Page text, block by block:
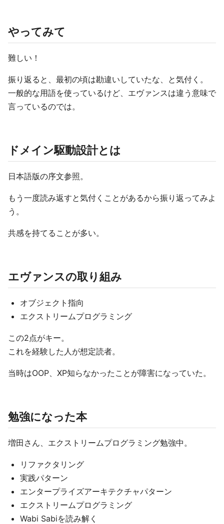
やってみて
難しい！
振り返ると、最初の頃は勘違いしていたな、と気付く。
一般的な用語を使っているけど、エヴァンスは違う意味で
言っているのでは。
ドメイン駆動設計とは
日本語版の序文参照。
もう一度読み返すと気付くことがあるから振り返ってみよ
う。
共感を持てることが多い。
エヴァンスの取り組み
オブジェクト指向
エクストリームプログラミング
この2点がキー。
これを経験した人が想定読者。
当時はOOP、XP知らなかったことが障害になっていた。
勉強になった本
増田さん、エクストリームプログラミング勉強中。
リファクタリング
実践パターン
エンタープライズアーキテクチャパターン
エクストリームプログラミング
Wabi Sabiを読み解く